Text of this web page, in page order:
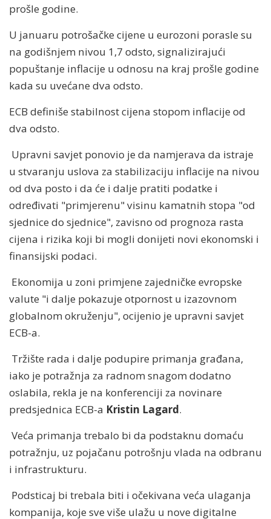
prošle godine.
U januaru potrošačke cijene u eurozoni porasle su
na godišnjem nivou 1,7 odsto, signalizirajući
popuštanje inflacije u odnosu na kraj prošle godine
kada su uvećane dva odsto.
ECB definiše stabilnost cijena stopom inflacije od
dva odsto.
Upravni savjet ponovio je da namjerava da istraje
u stvaranju uslova za stabilizaciju inflacije na nivou
od dva posto i da će i dalje pratiti podatke i
određivati "primjerenu" visinu kamatnih stopa "od
sjednice do sjednice", zavisno od prognoza rasta
cijena i rizika koji bi mogli donijeti novi ekonomski i
finansijski podaci.
Ekonomija u zoni primjene zajedničke evropske
valute "i dalje pokazuje otpornost u izazovnom
globalnom okruženju", ocijenio je upravni savjet
ECB-a.
Tržište rada i dalje podupire primanja građana,
iako je potražnja za radnom snagom dodatno
oslabila, rekla je na konferenciji za novinare
predsjednica ECB-a Kristin Lagard.
Veća primanja trebalo bi da podstaknu domaću
potražnju, uz pojačanu potrošnju vlada na odbranu
i infrastrukturu.
Podsticaj bi trebala biti i očekivana veća ulaganja
kompanija, koje sve više ulažu u nove digitalne